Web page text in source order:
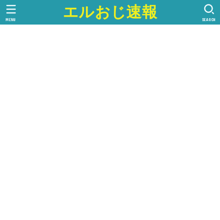
エルおじ速報 SEARCH
MENU